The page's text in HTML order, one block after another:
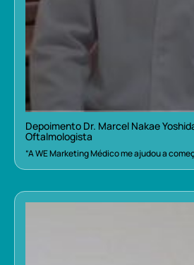
Depoimento Dr. Marcel Nakae
Oftalmologista
“A WE Marketing Médico me ajudou a